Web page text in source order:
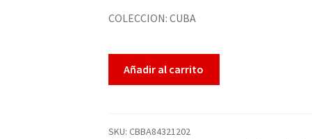
COLECCION: CUBA
Añadir al carrito
SKU: CBBA84321202